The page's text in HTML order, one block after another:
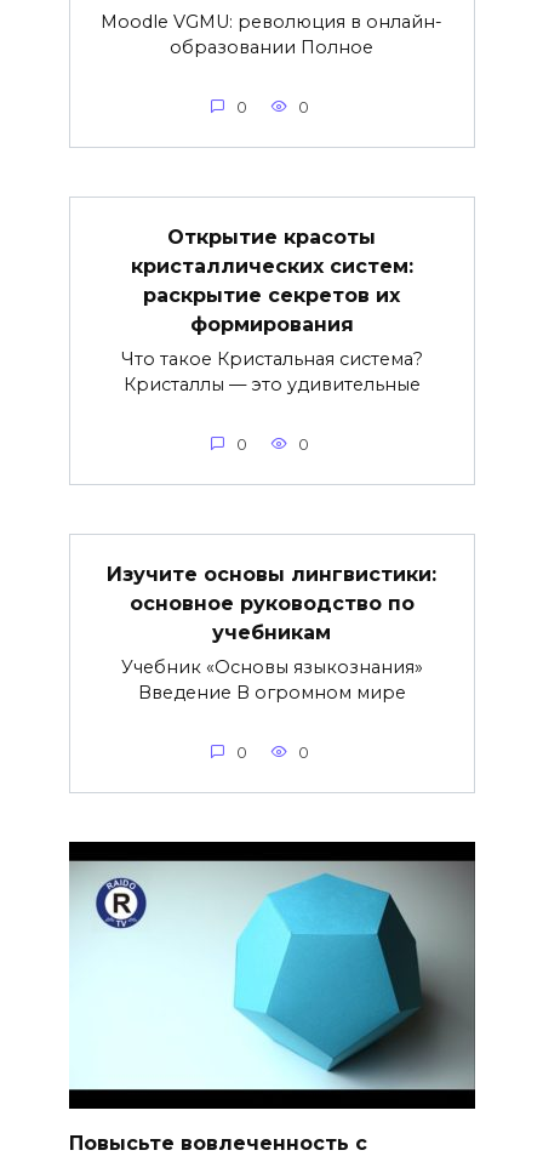
Moodle VGMU: революция в онлайн-
образовании Полное
0 0
Открытие красоты
кристаллических систем:
раскрытие секретов их
формирования
Что такое Кристальная система?
Кристаллы — это удивительные
0 0
Изучите основы лингвистики:
основное руководство по
учебникам
Учебник «Основы языкознания»
Введение В огромном мире
0 0
Повысьте вовлеченность с